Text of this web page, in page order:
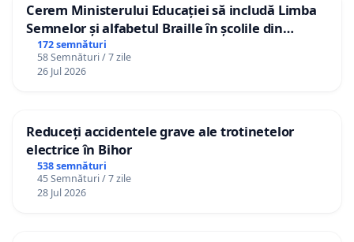
Cerem Ministerului Educației să includă Limba
Semnelor și alfabetul Braille în școlile din
Republica Moldova!
172 semnături
58 Semnături / 7 zile
26 Jul 2026
Reduceți accidentele grave ale trotinetelor
electrice în Bihor
538 semnături
45 Semnături / 7 zile
28 Jul 2026